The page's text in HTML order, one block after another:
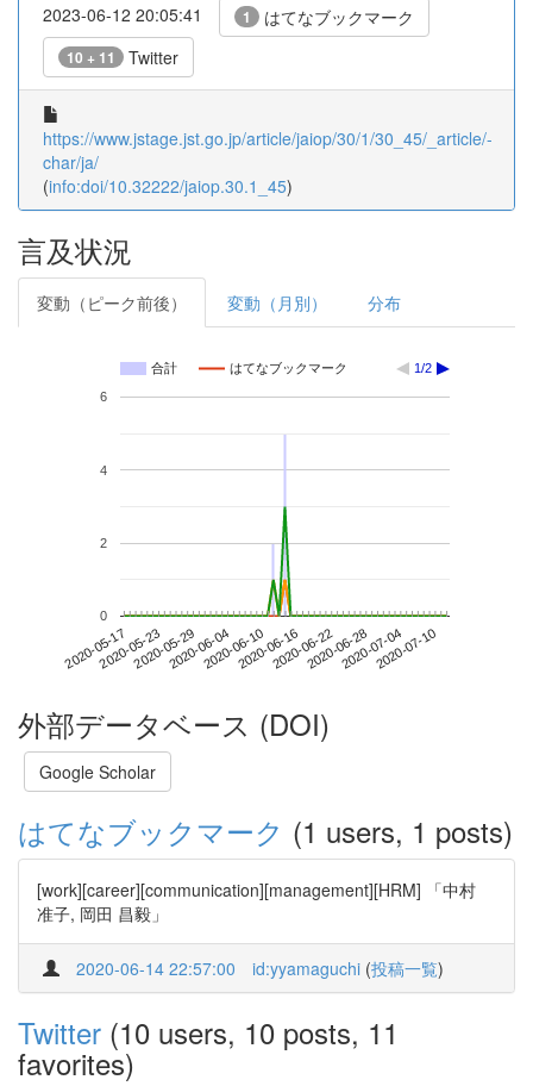
2023-06-12 20:05:41 1 はてなブックマーク
10 + 11 Twitter
https://www.jstage.jst.go.jp/article/jaiop/30/1/30_45/_article/-
char/ja/
(info:doi/10.32222/jaiop.30.1_45)
言及状況
変動（ピーク前後） 変動（月別） 分布
合計 はてなブックマーク 1/2
2020-05-172020-05-232020-05-292020-06-042020-06-102020-06-162020-06-222020-06-282020-07-042020-07-10
0
2
4
6
外部データベース (DOI)
Google Scholar
はてなブックマーク (1 users, 1 posts)
[work][career][communication][management][HRM] 「中村
准子, 岡田 昌毅」
2020-06-14 22:57:00 id:yyamaguchi (投稿一覧)
Twitter (10 users, 10 posts, 11
favorites)